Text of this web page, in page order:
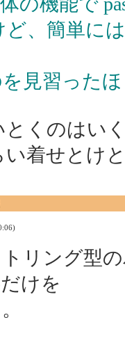
ど、簡単に
見習った
くのはい
着せとけ
リング型
けを